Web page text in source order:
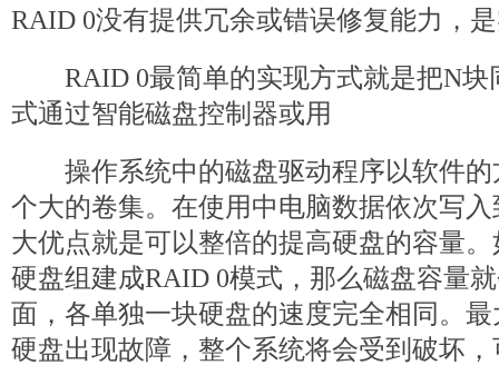
RAID 0没有提供冗余或错误修复能力，
RAID 0最简单的实现方式就是把N块
式通过智能磁盘控制器或用
操作系统中的磁盘驱动程序以软件的
个大的卷集。在使用中电脑数据依次写
大优点就是可以整倍的提高硬盘的容量
硬盘组建成RAID 0模式，那么磁盘容量
面，各单独一块硬盘的速度完全相同。
硬盘出现故障，整个系统将会受到破坏